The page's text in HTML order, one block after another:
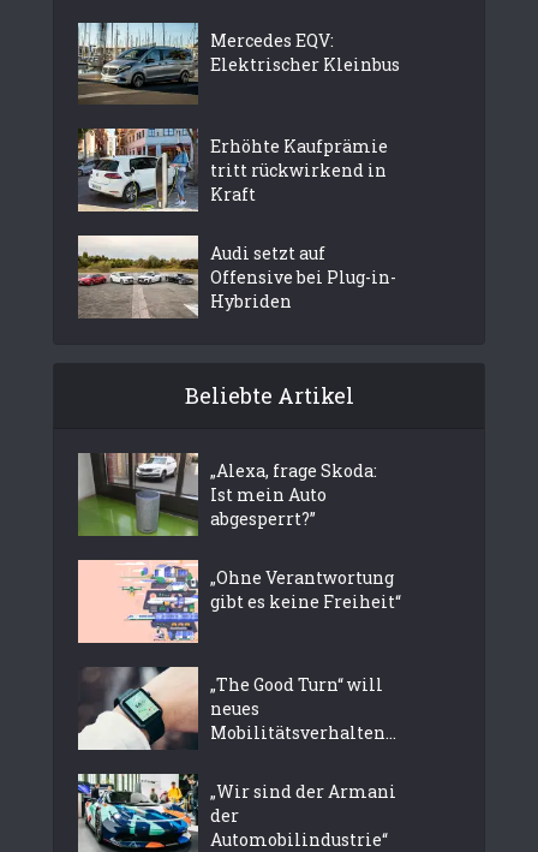
Mercedes EQV:
Elektrischer Kleinbus
Erhöhte Kaufprämie
tritt rückwirkend in
Kraft
Audi setzt auf
Offensive bei Plug-in-
Hybriden
Beliebte Artikel
„Alexa, frage Skoda:
Ist mein Auto
abgesperrt?”
„Ohne Verantwortung
gibt es keine Freiheit“
„The Good Turn“ will
neues
Mobilitätsverhalten...
„Wir sind der Armani
der
Automobilindustrie“